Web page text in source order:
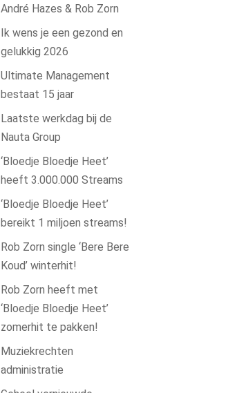
André Hazes & Rob Zorn
Ik wens je een gezond en
gelukkig 2026
Ultimate Management
bestaat 15 jaar
Laatste werkdag bij de
Nauta Group
‘Bloedje Bloedje Heet’
heeft 3.000.000 Streams
‘Bloedje Bloedje Heet’
bereikt 1 miljoen streams!
Rob Zorn single ‘Bere Bere
Koud’ winterhit!
Rob Zorn heeft met
‘Bloedje Bloedje Heet’
zomerhit te pakken!
Muziekrechten
administratie